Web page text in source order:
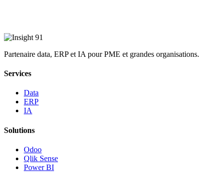
Partenaire data, ERP et IA pour PME et grandes organisations.
Services
Data
ERP
IA
Solutions
Odoo
Qlik Sense
Power BI